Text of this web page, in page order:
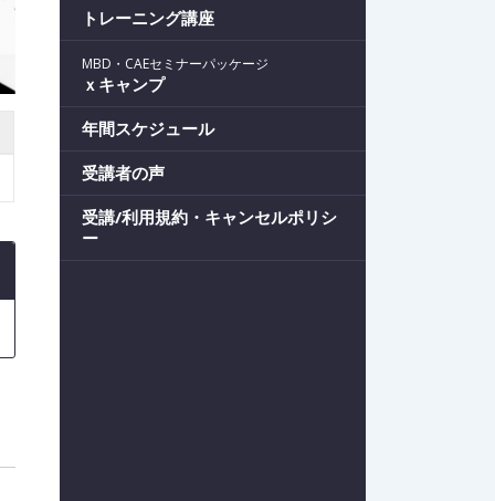
トレーニング講座
MBD・CAEセミナーパッケージ
ｘキャンプ
年間スケジュール
受講者の声
受講/利用規約・キャンセルポリシ
ー